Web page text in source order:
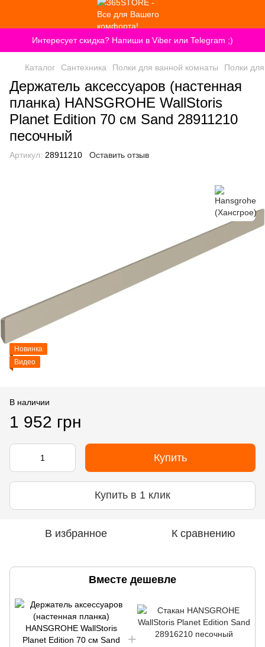
Интересует скидка? Напиши в Viber или Telegram ;)
Каталог Сантехника Полки для ванной комнаты Полки
Держатель аксессуаров (настенная
планка) HANSGROHE WallStoris
Planet Edition 70 см Sand 28911210
песочный
Артикул: 28911210 Оставить отзыв
Новинка
Видео
В наличии
1 952 грн
Купить
Купить в 1 клик
В избранное К сравнению
Вместе дешевле